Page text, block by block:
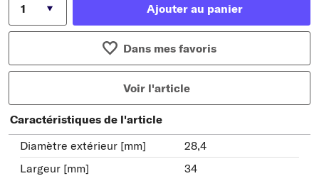
Ajouter au panier
Dans mes favoris
Voir l'article
Caractéristiques de l'article
Diamètre extérieur [mm]
28,4
Largeur [mm]
34